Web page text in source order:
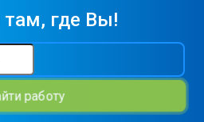
там, где Вы!
работу